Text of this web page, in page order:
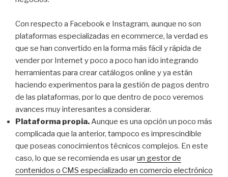
Con respecto a Facebook e Instagram, aunque no son
plataformas especializadas en ecommerce, la verdad es
que se han convertido en la forma más fácil y rápida de
vender por Internet y poco a poco han ido integrando
herramientas para crear catálogos online y ya están
haciendo experimentos para la gestión de pagos dentro
de las plataformas, por lo que dentro de poco veremos
avances muy interesantes a considerar.
Plataforma propia. Aunque es una opción un poco más
complicada que la anterior, tampoco es imprescindible
que poseas conocimientos técnicos complejos. En este
caso, lo que se recomienda es usarun gestor de
contenidos o CMS especializado en comercio electrónico